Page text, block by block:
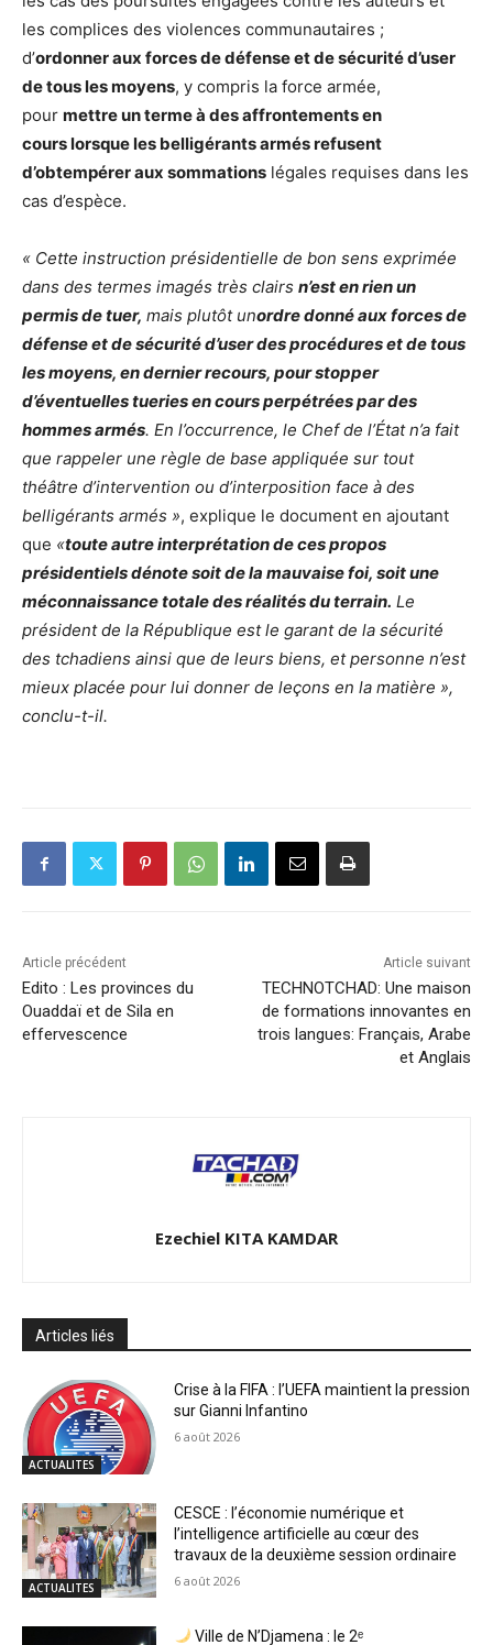
les complices des violences communautaires ;
d’ordonner aux forces de défense et de sécurité d’user
de tous les moyens, y compris la force armée,
pour mettre un terme à des affrontements en
cours lorsque les belligérants armés refusent
d’obtempérer aux sommations légales requises dans les
cas d’espèce.
« Cette instruction présidentielle de bon sens exprimée
dans des termes imagés très clairs n’est en rien un
permis de tuer, mais plutôt unordre donné aux forces de
défense et de sécurité d’user des procédures et de tous
les moyens, en dernier recours, pour stopper
d’éventuelles tueries en cours perpétrées par des
hommes armés. En l’occurrence, le Chef de l’État n’a fait
que rappeler une règle de base appliquée sur tout
théâtre d’intervention ou d’interposition face à des
belligérants armés », explique le document en ajoutant
que «toute autre interprétation de ces propos
présidentiels dénote soit de la mauvaise foi, soit une
méconnaissance totale des réalités du terrain. Le
président de la République est le garant de la sécurité
des tchadiens ainsi que de leurs biens, et personne n’est
mieux placée pour lui donner de leçons en la matière »,
conclu-t-il.
Article précédent
Edito : Les provinces du
Ouaddaï et de Sila en
effervescence
Article suivant
TECHNOTCHAD: Une maison
de formations innovantes en
trois langues: Français, Arabe
et Anglais
Ezechiel KITA KAMDAR
Articles liés
ACTUALITES
Crise à la FIFA : l’UEFA maintient la pression
sur Gianni Infantino
6 août 2026
ACTUALITES
CESCE : l’économie numérique et
l’intelligence artificielle au cœur des
travaux de la deuxième session ordinaire
6 août 2026
Ville de N’Djamena : le 2ᵉ